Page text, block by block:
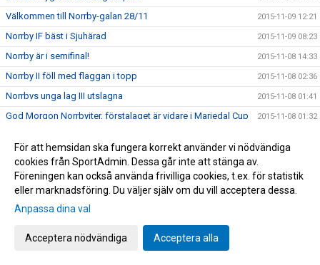
Välkommen till Norrby-galan 28/11 2015-11-09 12:21
Norrby IF bäst i Sjuhärad 2015-11-09 08:23
Norrby är i semifinal! 2015-11-08 14:33
Norrby II föll med flaggan i topp 2015-11-08 02:36
Norrbvs unga lag III utslagna 2015-11-08 01:41
God Morgon Norrbyiter, förstalaget är vidare i Mariedal Cup 2015-11-08 01:32
Norrby II gick också vidare! Alla tre lagen är klara för nytt
gruppspel.
Norrby I och Norrby III vidare i Mariedal Cup, Lag II spelar
2015-11-07 07:33
Vi kan bli bättre!
Tack Norrbysupporters! 32752:- från Svenska Spel
För att hemsidan ska fungera korrekt använder vi nödvändiga
cookies från SportAdmin. Dessa går inte att stänga av.
Föreningen kan också använda frivilliga cookies, t.ex. för statistik
eller marknadsföring. Du väljer själv om du vill acceptera dessa.
Anpassa dina val
Acceptera nödvändiga Acceptera alla